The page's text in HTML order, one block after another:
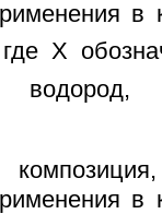
в
Х
водород,
в